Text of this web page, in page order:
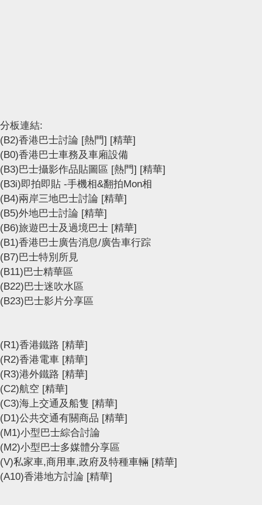
分板連結:
(B2)香港巴士討論 [熱門] [精華]
(B0)香港巴士車務及車廂設備
(B3)巴士攝影作品貼圖區 [熱門] [精華]
(B3i)即拍即貼 -手機相&翻拍Mon相
(B4)兩岸三地巴士討論 [精華]
(B5)外地巴士討論 [精華]
(B6)旅遊巴士及過境巴士 [精華]
(B1)香港巴士廣告消息/廣告車行踪
(B7)巴士特別所見
(B11)巴士精華區
(B22)巴士迷吹水區
(B23)巴士影片分享區
(R1)香港鐵路 [精華]
(R2)香港電車 [精華]
(R3)港外鐵路 [精華]
(C2)航空 [精華]
(C3)海上交通及船隻 [精華]
(D1)公共交通有關商品 [精華]
(M1)小型巴士綜合討論
(M2)小型巴士多媒體分享區
(V)私家車,商用車,政府及特種車輛 [精華]
(A10)香港地方討論 [精華]